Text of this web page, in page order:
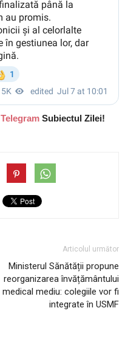
Telegram Subiectul Zilei!
Articolul următor
Ministerul Sănătății propune
reorganizarea învățământului
medical mediu: colegiile vor fi
integrate în USMF